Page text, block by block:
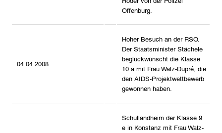
Offenburg.
04.04.2008
Hoher Besuch an der RSO.
Der Staatsminister Stächele
beglückwünscht die Klasse
10 a mit Frau Walz-Dupré, die
den AIDS-Projektwettbewerb
gewonnen haben.
Schullandheim der Klasse 9
e in Konstanz mit Frau Walz-